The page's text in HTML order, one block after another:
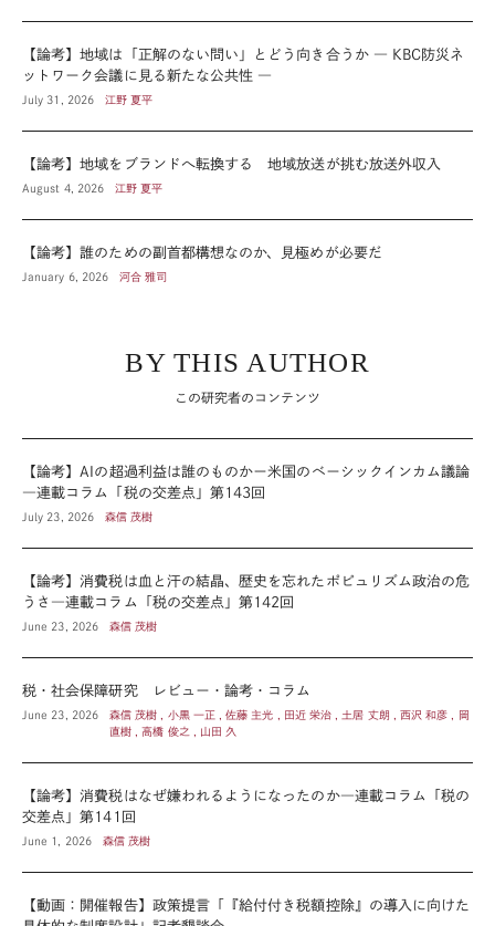
【論考】地域は「正解のない問い」とどう向き合うか ― KBC防災ネ
ットワーク会議に見る新たな公共性 ―
July 31, 2026 江野 夏平
【論考】地域をブランドへ転換する 地域放送が挑む放送外収入
August 4, 2026 江野 夏平
【論考】誰のための副首都構想なのか、見極めが必要だ
January 6, 2026 河合 雅司
BY THIS AUTHOR
この研究者のコンテンツ
【論考】AIの超過利益は誰のものかー米国のベーシックインカム議論
―連載コラム「税の交差点」第143回
July 23, 2026 森信 茂樹
【論考】消費税は血と汗の結晶、歴史を忘れたポピュリズム政治の危
うさ―連載コラム「税の交差点」第142回
June 23, 2026 森信 茂樹
税・社会保障研究 レビュー・論考・コラム
June 23, 2026
森信 茂樹 , 小黒 一正 , 佐藤 主光 , 田近 栄治 , 土居 丈朗 , 西沢 和彦 , 岡
直樹 , 高橋 俊之 , 山田 久
【論考】消費税はなぜ嫌われるようになったのか―連載コラム「税の
交差点」第141回
June 1, 2026 森信 茂樹
【動画：開催報告】政策提言「『給付付き税額控除』の導入に向けた